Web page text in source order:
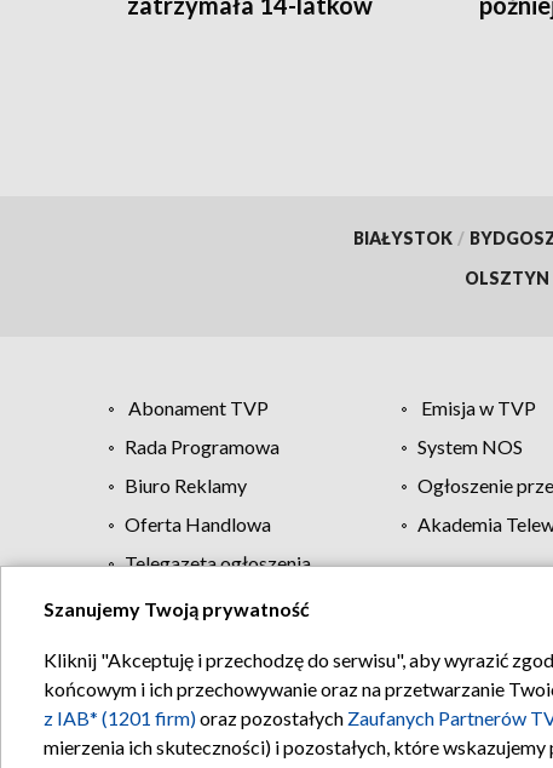
BIAŁYSTOK /
OLSZTYN
Abonament TVP Emisja w TVP
Rada Programowa
System NOS
Biuro Reklamy
Ogłoszenie
Oferta Handlowa
Akademia
Telegazeta ogłoszenia
Regulamin TVP
Szanujemy Twoją prywatność
Kliknij "Akceptuję i przechodzę do serwisu", aby wyrazić
końcowym i ich przechowywanie oraz na przetwarzanie
z IAB* (1201 firm)oraz pozostałych Zaufanych Partnerów
mierzenia ich skuteczności) i pozostałych, które